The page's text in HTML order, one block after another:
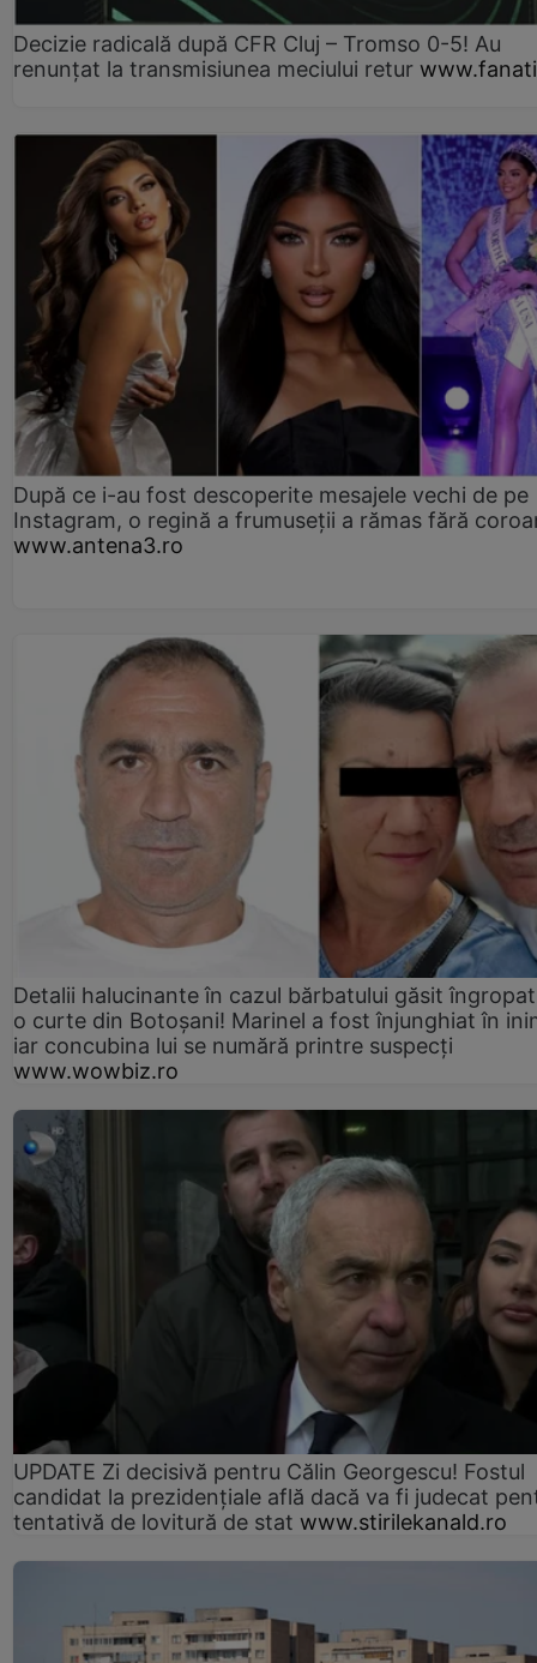
Decizie radicală după CFR Cluj – Tromso 0-5! Au
renunțat la transmisiunea meciului retur
După ce i-au fost descoperite mesajele vechi de pe
Instagram, o regină a frumuseții a rămas fără
www.antena3.ro
Detalii halucinante în cazul bărbatului găsit
o curte din Botoșani! Marinel a fost înjunghiat în
iar concubina lui se numără printre suspecți
www.wowbiz.ro
UPDATE Zi decisivă pentru Călin Georgescu! Fostul
candidat la prezidențiale află dacă va fi judecat
tentativă de lovitură de stat www.stirilekanald.ro